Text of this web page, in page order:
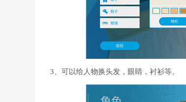
3、可以给人物换头发，眼睛，衬衫等。